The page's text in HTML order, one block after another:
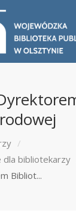
dla bibliotekarzy
Bibliot...